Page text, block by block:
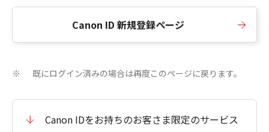
Canon ID 新規登録ページ
※ 既にログイン済みの場合は再度このページに戻ります。
Canon IDをお持ちのお客さま限定のサービス